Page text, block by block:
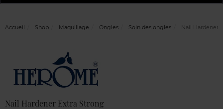
Accueil Shop Maquillage Ongles Soin des ongles Nail Hardener
Nail Hardener Extra Strong